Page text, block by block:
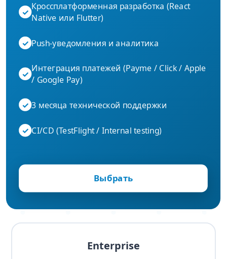
✓
Кроссплатформенная разработка (React
Native или Flutter)
✓ Push-уведомления и аналитика
✓
Интеграция платежей (Payme / Click / Apple
/ Google Pay)
✓ 3 месяца технической поддержки
✓ CI/CD (TestFlight / Internal testing)
Выбрать
Enterprise